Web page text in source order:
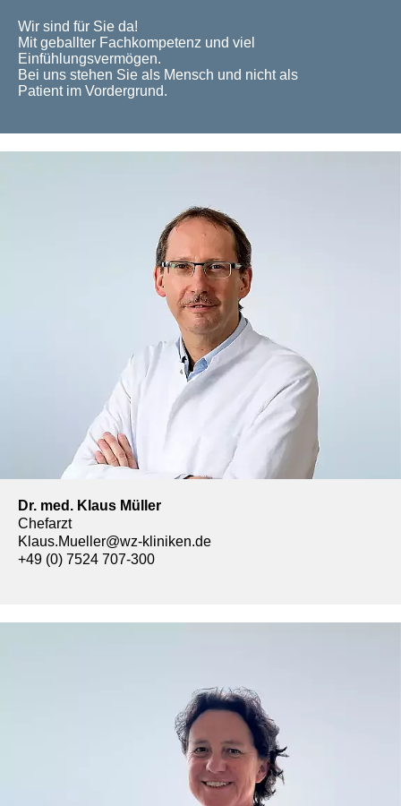
Wir sind für Sie da!
Mit geballter Fachkompetenz und viel
Einfühlungsvermögen.
Bei uns stehen Sie als Mensch und nicht als
Patient im Vordergrund.
Dr. med. Klaus Müller
Chefarzt
Klaus.Mueller@wz-kliniken.de
+49 (0) 7524 707-300